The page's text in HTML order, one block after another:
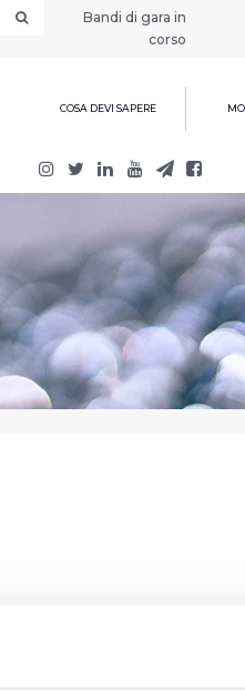
Bandi di gara in
corso
COSA DEVI SAPERE